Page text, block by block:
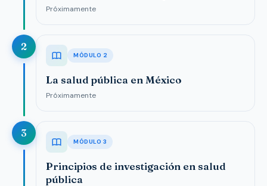
Próximamente
2
MÓDULO 2
La salud pública en México
Próximamente
3
MÓDULO 3
Principios de investigación en salud
pública